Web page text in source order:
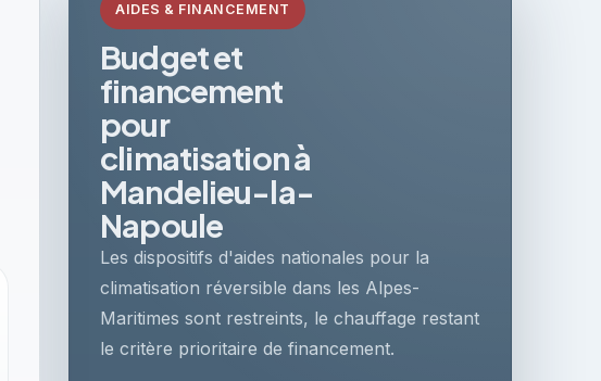
AIDES & FINANCEMENT
Budget et
financement
pour
climatisation à
Mandelieu-la-
Napoule
Les dispositifs d'aides nationales pour la
climatisation réversible dans les Alpes-
Maritimes sont restreints, le chauffage restant
le critère prioritaire de financement.